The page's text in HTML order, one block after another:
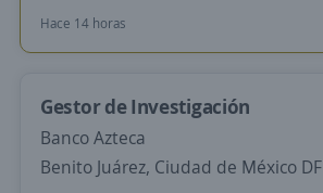
Hace 14 horas
Gestor de Investigación
Banco Azteca
Benito Juárez, Ciudad de México DF